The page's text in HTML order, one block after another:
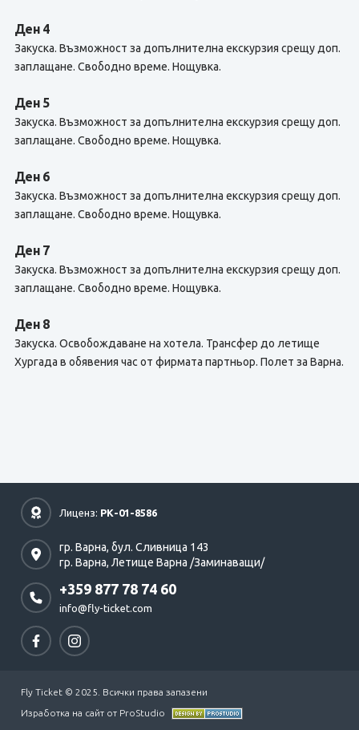
Ден 4
Закуска. Възможност за допълнителна екскурзия срещу доп.
заплащане. Свободно време. Нощувка.
Ден 5
Закуска. Възможност за допълнителна екскурзия срещу доп.
заплащане. Свободно време. Нощувка.
Ден 6
Закуска. Възможност за допълнителна екскурзия срещу доп.
заплащане. Свободно време. Нощувка.
Ден 7
Закуска. Възможност за допълнителна екскурзия срещу доп.
заплащане. Свободно време. Нощувка.
Ден 8
Закуска. Освобождаване на хотела. Трансфер до летище
Хургада в обявения час от фирмата партньор. Полет за Варна.
Лиценз: РК-01-8586
гр. Варна, бул. Сливница 143
гр. Варна, Летище Варна /Заминаващи/
+359 877 78 74 60
info@fly-ticket.com
Fly Ticket © 2025. Всички права запазени
Изработка на сайт от ProStudio